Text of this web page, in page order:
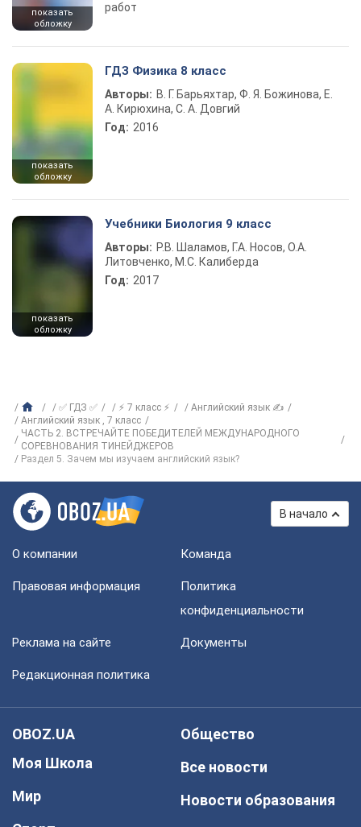
показать
обложку
работ
показать
обложку
ГДЗ Физика 8 класс
Авторы: В. Г. Барьяхтар, Ф. Я. Божинова, Е.
А. Кирюхина, С. А. Довгий
Год: 2016
показать
обложку
Учебники Биология 9 класс
Авторы: Р.В. Шаламов, Г.А. Носов, О.А.
Литовченко, М.С. Калиберда
Год: 2017
✅ ГДЗ ✅ ⚡ 7 класс ⚡
Английский язык ✍
Английский язык , 7 класс
ЧАСТЬ 2. ВСТРЕЧАЙТЕ ПОБЕДИТЕЛЕЙ МЕЖДУНАРОДНОГО
СОРЕВНОВАНИЯ ТИНЕЙДЖЕРОВ
Раздел 5. Зачем мы изучаем английский язык?
В начало
О компании Команда
Правовая информация
Политика
конфиденциальности
Реклама на сайте Документы
Редакционная политика
OBOZ.UA
Моя Школа
Мир
Общество
Все новости
Новости образования